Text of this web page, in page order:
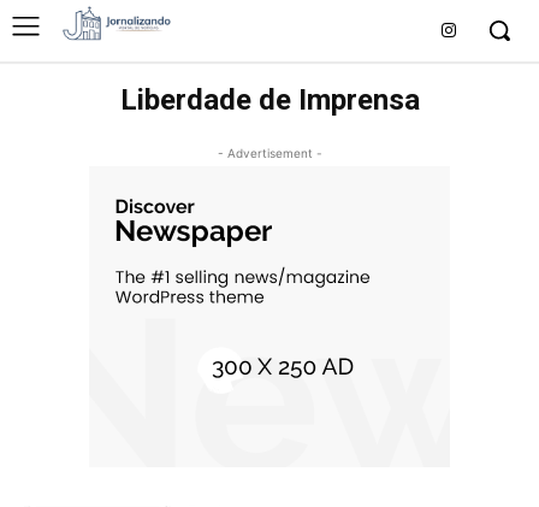
Liberdade de Imprensa
- Advertisement -